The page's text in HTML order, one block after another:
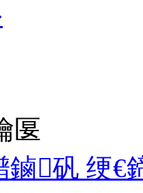
匽
鏀矾 绠